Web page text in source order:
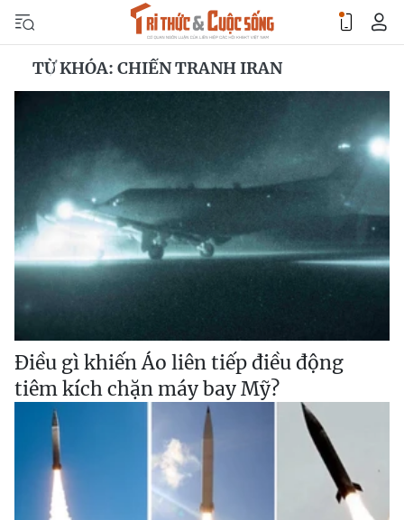
TỪ KHÓA: CHIẾN TRANH IRAN
Điều gì khiến Áo liên tiếp điều động
tiêm kích chặn máy bay Mỹ?